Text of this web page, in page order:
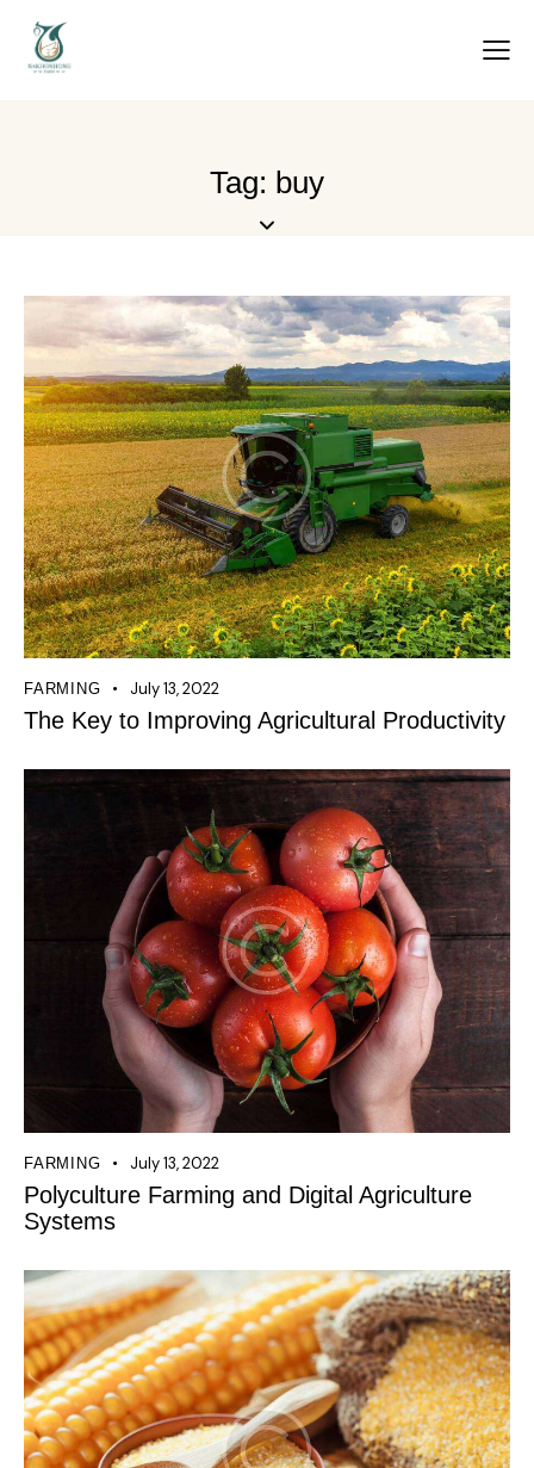
Tag: buy
FARMING July 13, 2022
The Key to Improving Agricultural Productivity
FARMING July 13, 2022
Polyculture Farming and Digital Agriculture
Systems